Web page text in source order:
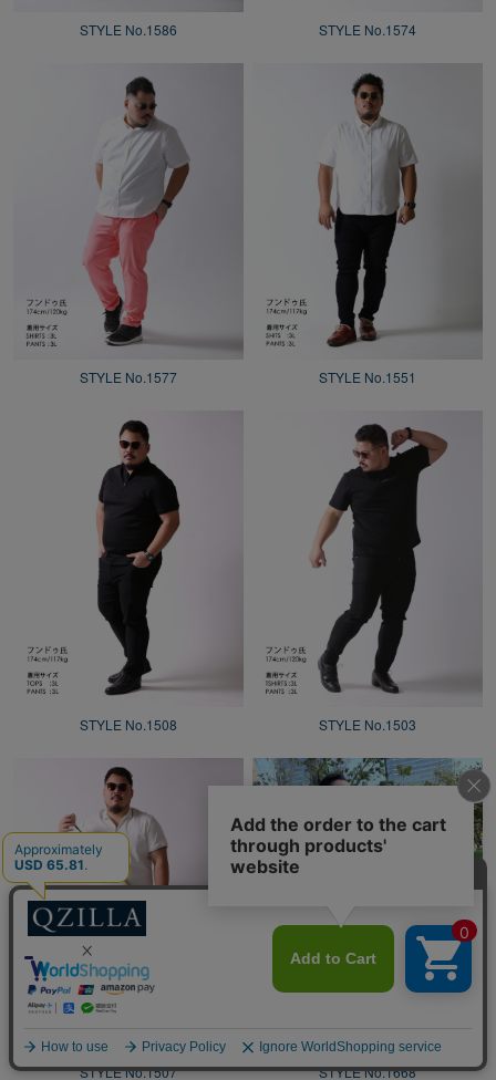
STYLE No.1586 STYLE No.1574
STYLE No.1577 STYLE No.1551
STYLE No.1508 STYLE No.1503
STYLE No.1507 STYLE No.1668